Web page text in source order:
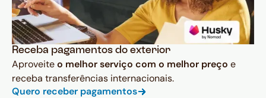
Receba pagamentos do exterior
Aproveiteo melhor serviço com o melhor preço e
receba transferências internacionais.
Quero receber pagamentos